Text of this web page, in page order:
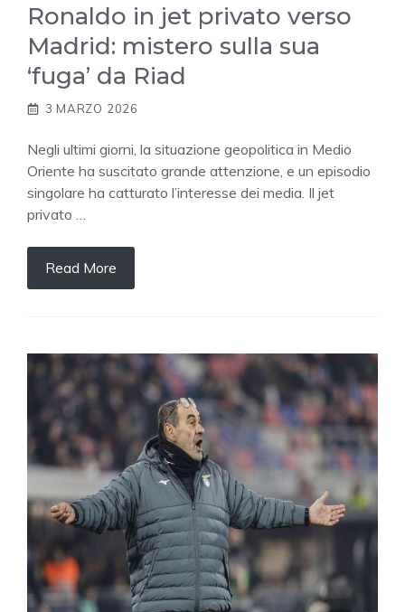
Ronaldo in jet privato verso
Madrid: mistero sulla sua
‘fuga’ da Riad
3 MARZO 2026
Negli ultimi giorni, la situazione geopolitica in Medio
Oriente ha suscitato grande attenzione, e un episodio
singolare ha catturato l’interesse dei media. Il jet
privato …
Read More